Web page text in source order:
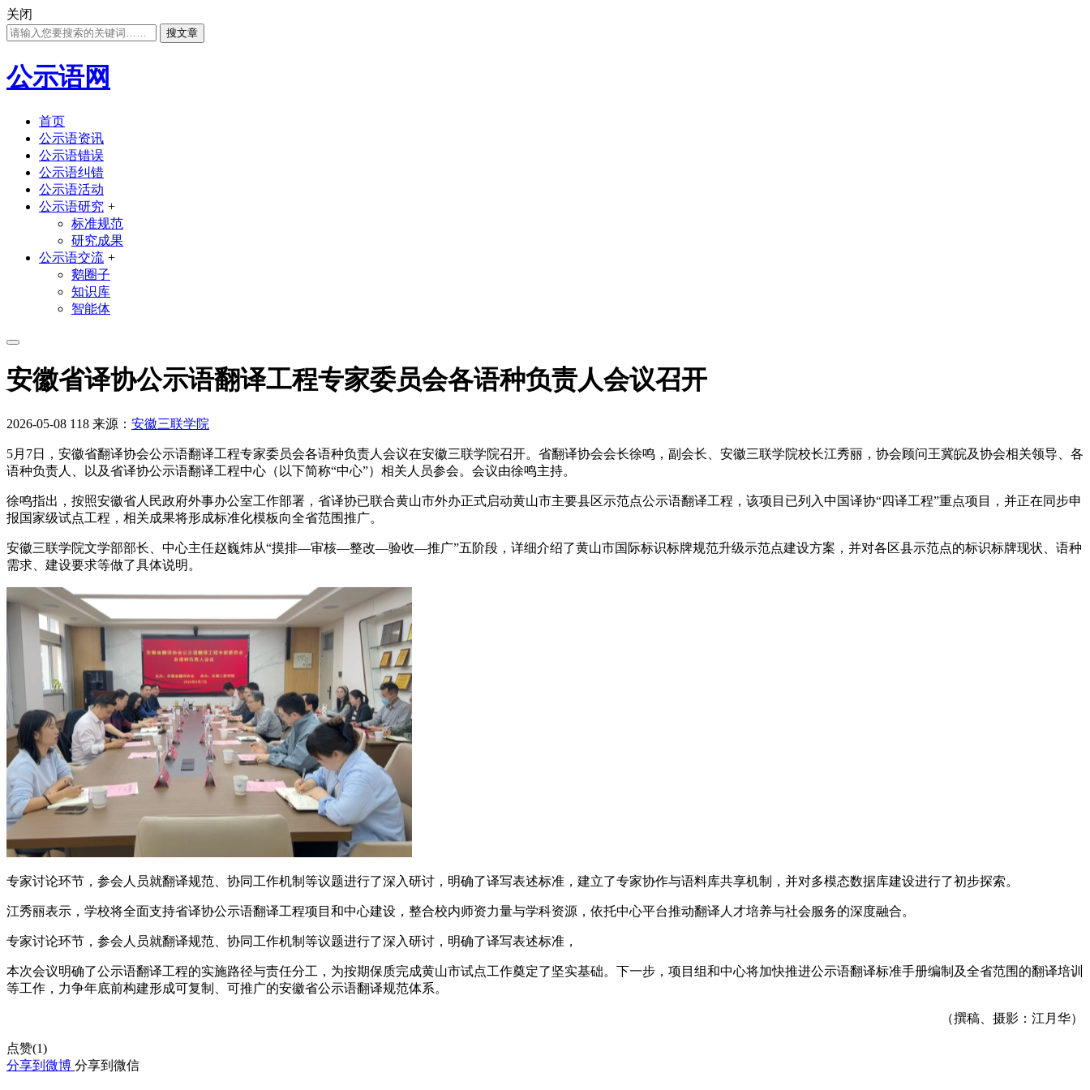
关闭
搜文章
公示语网
首页
公示语资讯
公示语错误
公示语纠错
公示语活动
公示语研究 +
标准规范
研究成果
公示语交流 +
鹅圈子
知识库
智能体
安徽省译协公示语翻译工程专家委员会各语种负责人会议召开
2026-05-08 118 来源： 安徽三联学院
5月7日，安徽省翻译协会公示语翻译工程专家委员会各语种负责人会议在安徽三联学院召开。省翻译协会会长徐鸣，副会长、安徽三联学院校长江秀丽，协会顾问王冀皖及协会相关领导、各
语种负责人、以及省译协公示语翻译工程中心（以下简称“中心”）相关人员参会。会议由徐鸣主持。
徐鸣指出，按照安徽省人民政府外事办公室工作部署，省译协已联合黄山市外办正式启动黄山市主要县区示范点公示语翻译工程，该项目已列入中国译协“四译工程”重点项目，并正在同步申
报国家级试点工程，相关成果将形成标准化模板向全省范围推广。
安徽三联学院文学部部长、中心主任赵巍炜从“摸排—审核—整改—验收—推广”五阶段，详细介绍了黄山市国际标识标牌规范升级示范点建设方案，并对各区县示范点的标识标牌现状、语种
需求、建设要求等做了具体说明。
专家讨论环节，参会人员就翻译规范、协同工作机制等议题进行了深入研讨，明确了译写表述标准，建立了专家协作与语料库共享机制，并对多模态数据库建设进行了初步探索。
江秀丽表示，学校将全面支持省译协公示语翻译工程项目和中心建设，整合校内师资力量与学科资源，依托中心平台推动翻译人才培养与社会服务的深度融合。
专家讨论环节，参会人员就翻译规范、协同工作机制等议题进行了深入研讨，明确了译写表述标准，
本次会议明确了公示语翻译工程的实施路径与责任分工，为按期保质完成黄山市试点工作奠定了坚实基础。下一步，项目组和中心将加快推进公示语翻译标准手册编制及全省范围的翻译培训
等工作，力争年底前构建形成可复制、可推广的安徽省公示语翻译规范体系。
（撰稿、摄影：江月华）
点赞(1)
分享到微博 分享到微信